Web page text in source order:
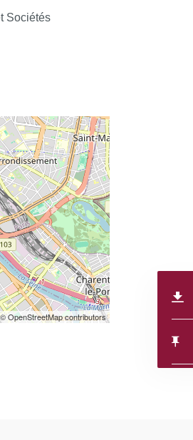
Sociétés
OpenStreetMap contributors